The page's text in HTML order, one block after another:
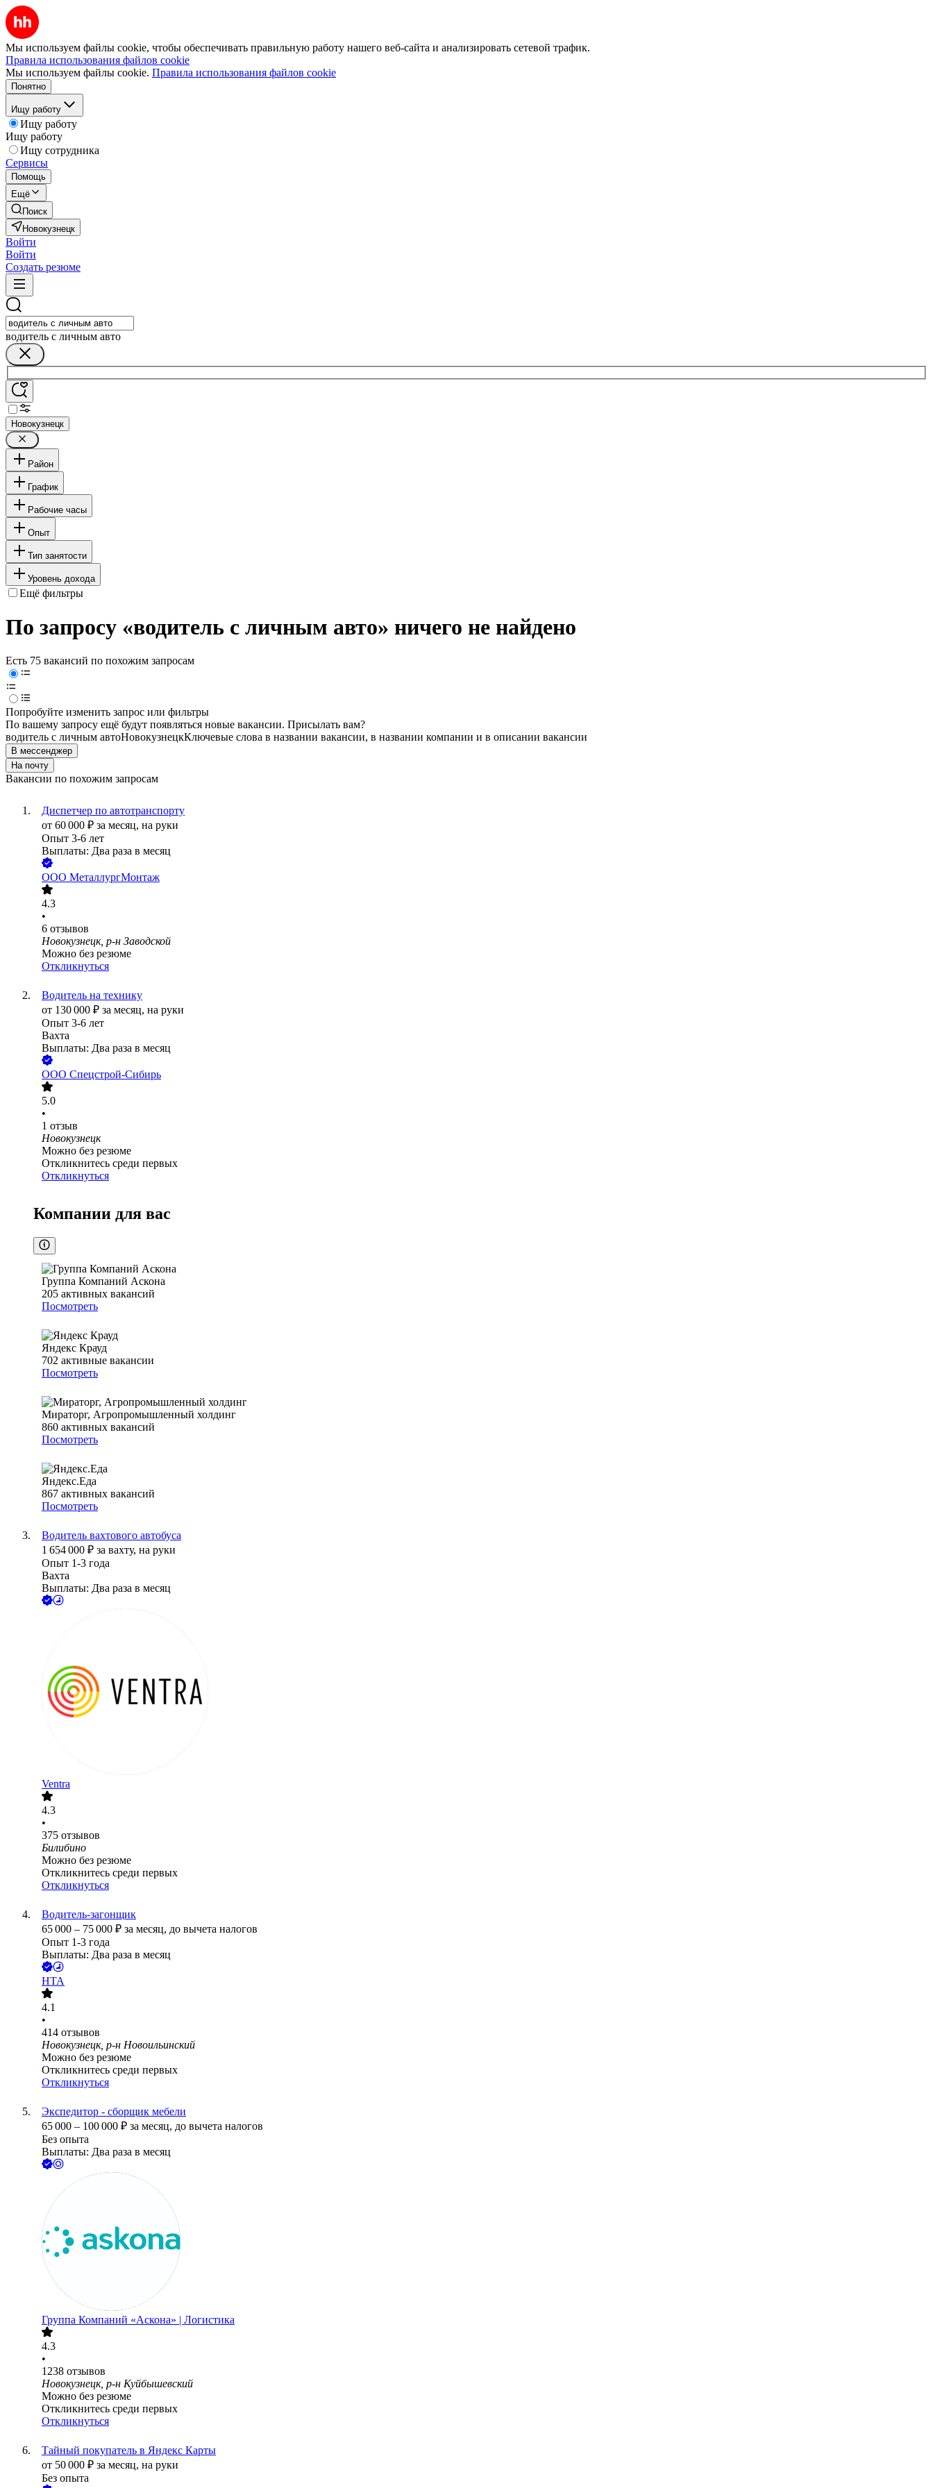
Мы используем файлы cookie, чтобы обеспечивать правильную работу нашего веб-сайта и анализировать сетевой трафик.
Правила использования файлов cookie
Мы используем файлы cookie. Правила использования файлов cookie
Понятно
Ищу работу
Ищу работу
Ищу работу
Ищу сотрудника
Сервисы
Помощь
Ещё
Поиск
Новокузнецк
Войти
Войти
Создать резюме
водитель с личным авто
Новокузнецк
Район
График
Рабочие часы
Опыт
Тип занятости
Уровень дохода
Ещё фильтры
По запросу «водитель с личным авто» ничего не найдено
Есть 75 вакансий по похожим запросам
Попробуйте изменить запрос или фильтры
По вашему запросу ещё будут появляться новые вакансии. Присылать вам?
водитель с личным автоНовокузнецкКлючевые слова в названии вакансии, в названии компании и в описании вакансии
В мессенджер
На почту
Вакансии по похожим запросам
Диспетчер по автотранспорту
от 60 000 ₽ за месяц, на руки
Опыт 3-6 лет
Выплаты: Два раза в месяц
ООО МеталлургМонтаж
4.3
•
6 отзывов
Новокузнецк, р-н Заводской
Можно без резюме
Откликнуться
Водитель на технику
от 130 000 ₽ за месяц, на руки
Опыт 3-6 лет
Вахта
Выплаты: Два раза в месяц
ООО Спецстрой-Сибирь
5.0
•
1 отзыв
Новокузнецк
Можно без резюме
Откликнитесь среди первых
Откликнуться
Компании для вас
Группа Компаний Аскона
205 активных вакансий
Посмотреть
Яндекс Крауд
702 активные вакансии
Посмотреть
Мираторг, Агропромышленный холдинг
860 активных вакансий
Посмотреть
Яндекс.Еда
867 активных вакансий
Посмотреть
Водитель вахтового автобуса
1 654 000 ₽ за вахту, на руки
Опыт 1-3 года
Вахта
Выплаты: Два раза в месяц
Ventra
4.3
•
375 отзывов
Билибино
Можно без резюме
Откликнитесь среди первых
Откликнуться
Водитель-загонщик
65 000 – 75 000 ₽ за месяц, до вычета налогов
Опыт 1-3 года
Выплаты: Два раза в месяц
НТА
4.1
•
414 отзывов
Новокузнецк, р-н Новоильинский
Можно без резюме
Откликнитесь среди первых
Откликнуться
Экспедитор - сборщик мебели
65 000 – 100 000 ₽ за месяц, до вычета налогов
Без опыта
Выплаты: Два раза в месяц
Группа Компаний «Аскона» | Логистика
4.3
•
1238 отзывов
Новокузнецк, р-н Куйбышевский
Можно без резюме
Откликнитесь среди первых
Откликнуться
Тайный покупатель в Яндекс Карты
от 50 000 ₽ за месяц, на руки
Без опыта